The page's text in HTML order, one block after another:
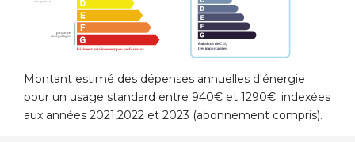
Montant estimé des dépenses annuelles d'énergie
pour un usage standard entre 940€ et 1290€. indexées
aux années 2021,2022 et 2023 (abonnement compris).